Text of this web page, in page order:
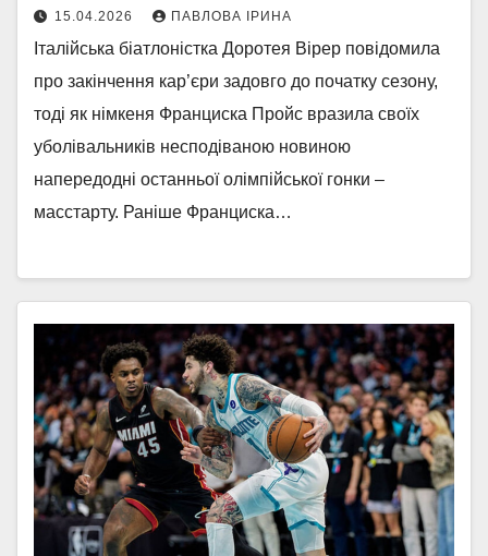
15.04.2026 ПАВЛОВА ІРИНА
Італійська біатлоністка Доротея Вірер повідомила
про закінчення кар’єри задовго до початку сезону,
тоді як німкеня Франциска Пройс вразила своїх
уболівальників несподіваною новиною
напередодні останньої олімпійської гонки –
масстарту. Раніше Франциска…